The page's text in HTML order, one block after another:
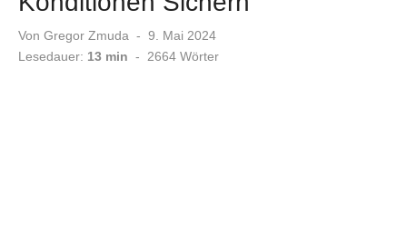
Von Gregor Zmuda
Veröffentlicht
am
9. Mai 2024
Lesedauer: 13 min - 2664 Wörter